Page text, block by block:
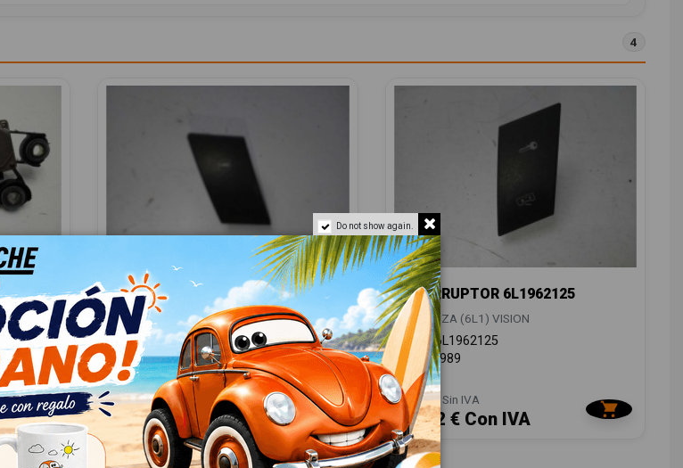
4
MANDO ELEVALUNAS
DELANTERO DERECHO 6L0959856
SEAT IBIZA (6L1) VISION
OEM:6L0959856
ID:956987
8,26 € Sin IVA
9,99 € Con IVA
INTERRUPTOR 6L1962125
SEAT IBIZA (6L1) VISION
OEM:6L1962125
ID:
956989
12,00 € Sin IVA
14,52 € Con IVA
Do not show again.